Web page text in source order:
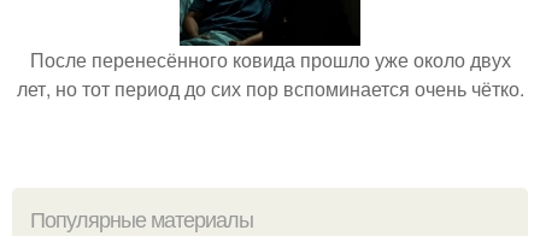
После перенесённого ковида прошло уже около двух
лет, но тот период до сих пор вспоминается очень чётко.
Популярные материалы